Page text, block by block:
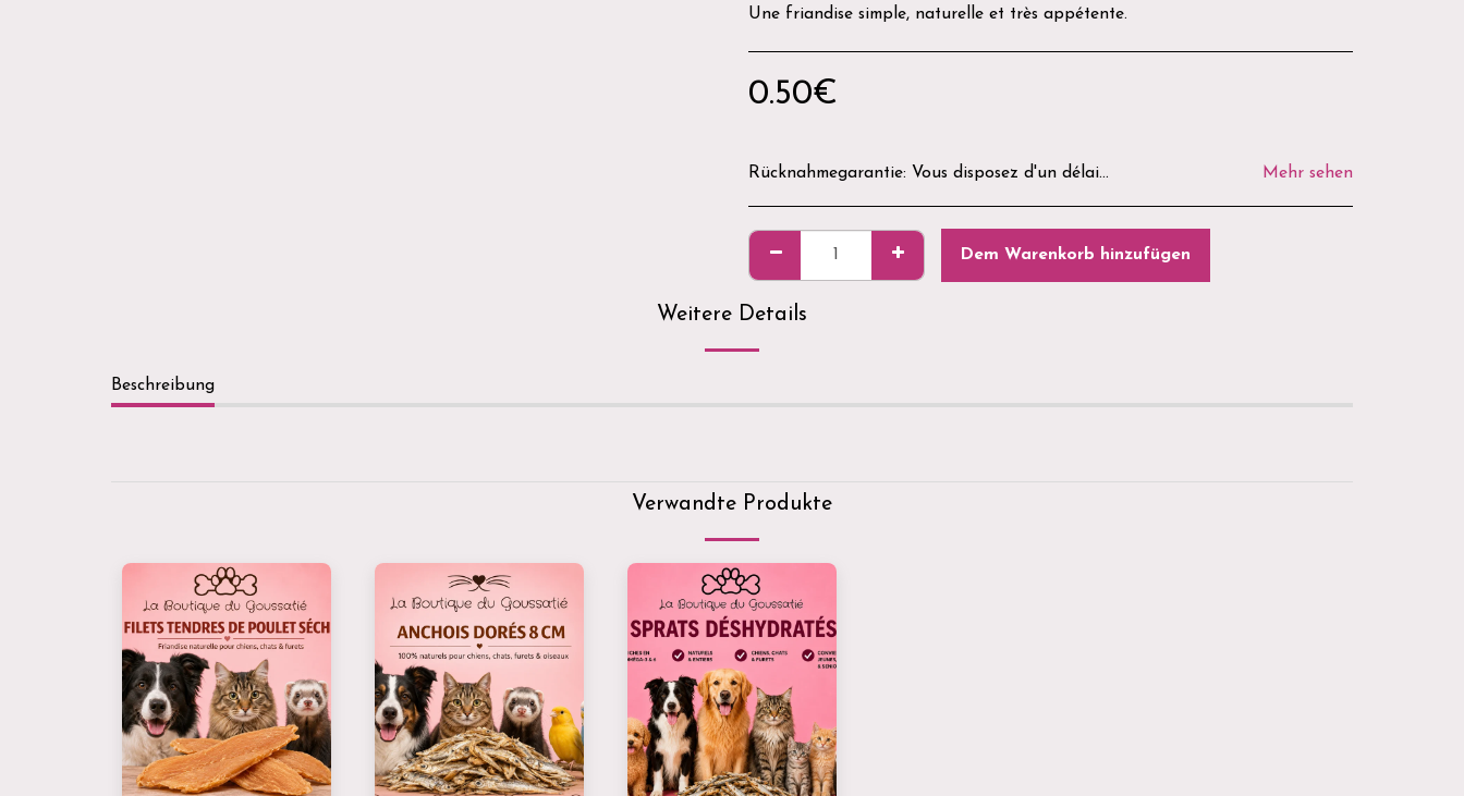
Une friandise simple, naturelle et très appétente.
0.50€
Rücknahmegarantie: Vous disposez d'un délai de 14 jours après réception de votre commande pour demander un retour. Les produits doivent être neufs, non utilisés, non ouverts et dans leur emballage d'origine. Pour des raisons d'hygiène et de sécurité, les produits ouverts, utilisés ou personnalisés ne peuvent être ni repris ni remboursés. Avant tout retour, merci de nous contacter par e-mail ou via notre formulaire de contact afin d'obtenir les modalités de retour. Les frais de retour restent à la charge du client, sauf en cas d'erreur de préparation ou de produit défectueux. La Boutique du Goussatié vous remercie de votre confiance. 🌿🐾 Mehr sehen
Dem Warenkorb hinzufügen
Weitere Details
Beschreibung
Verwandte Produkte